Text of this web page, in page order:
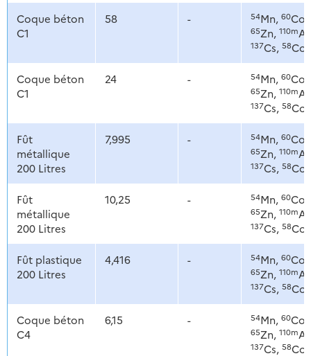
Coque béton
C1
58 - 54Mn, 60Co,
65Zn, 110m
137Cs, 58Co
Coque béton
C1
24 - 54Mn, 60Co,
65Zn, 110m
137Cs, 58Co
Fût
métallique
200 Litres
7,995 - 54Mn, 60Co,
65Zn, 110m
137Cs, 58Co
Fût
métallique
200 Litres
10,25 - 54Mn, 60Co,
65Zn, 110m
137Cs, 58Co
Fût plastique
200 Litres
4,416 - 54Mn, 60Co,
65Zn, 110m
137Cs, 58Co
Coque béton
C4
6,15 - 54Mn, 60Co,
65Zn, 110m
137Cs, 58Co